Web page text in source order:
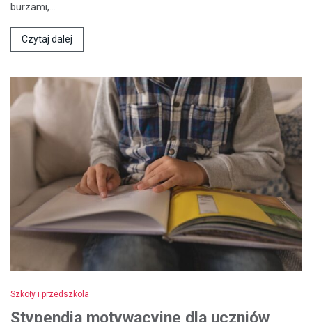
burzami,…
Czytaj dalej
Szkoły i przedszkola
Stypendia motywacyjne dla uczniów